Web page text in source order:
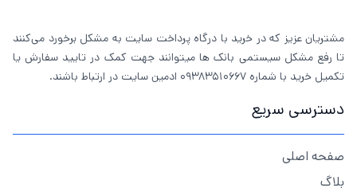
مشتریان عزیز که در خرید با درگاه پرداخت سایت به مشکل برخورد می‌کنند
تا رفع مشکل سیستمی بانک ها میتوانند جهت کمک در تایید سفارش یا
تکمیل خرید با شماره 09383510667 ادمین سایت در ارتباط باشند.
دسترسی سریع
صفحه اصلی
بلاگ